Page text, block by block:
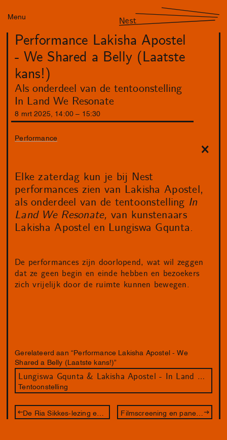
Menu Nest
Performance Lakisha Apostel
- We Shared a Belly (Laatste
kans!)
Als onderdeel van de tentoonstelling
In Land We Resonate
8 mrt 2025 14 :00 15 :30
Performance
Elke zaterdag kun je bij Nest
performances zien van Lakisha Apostel,
als onderdeel van de tentoonstelling In
Land We Resonate, van kunstenaars
Lakisha Apostel en Lungiswa Gqunta.
De performances zijn doorlopend, wat wil zeggen
dat ze geen begin en einde hebben en bezoekers
zich vrijelijk door de ruimte kunnen bewegen.
Gerelateerd aan “Performance Lakisha Apostel - We
Shared a Belly (Laatste kans!)”
Lungiswa Gqunta & Lakisha Apostel - In Land We Resonate
Tentoonstelling